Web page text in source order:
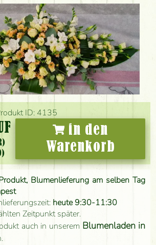
ID: 4135
in den
Warenkorb
Blumenlieferung am selben Tag
heute 9:30-11:30
Zeitpunkt später.
auch in unserem Blumenladen in